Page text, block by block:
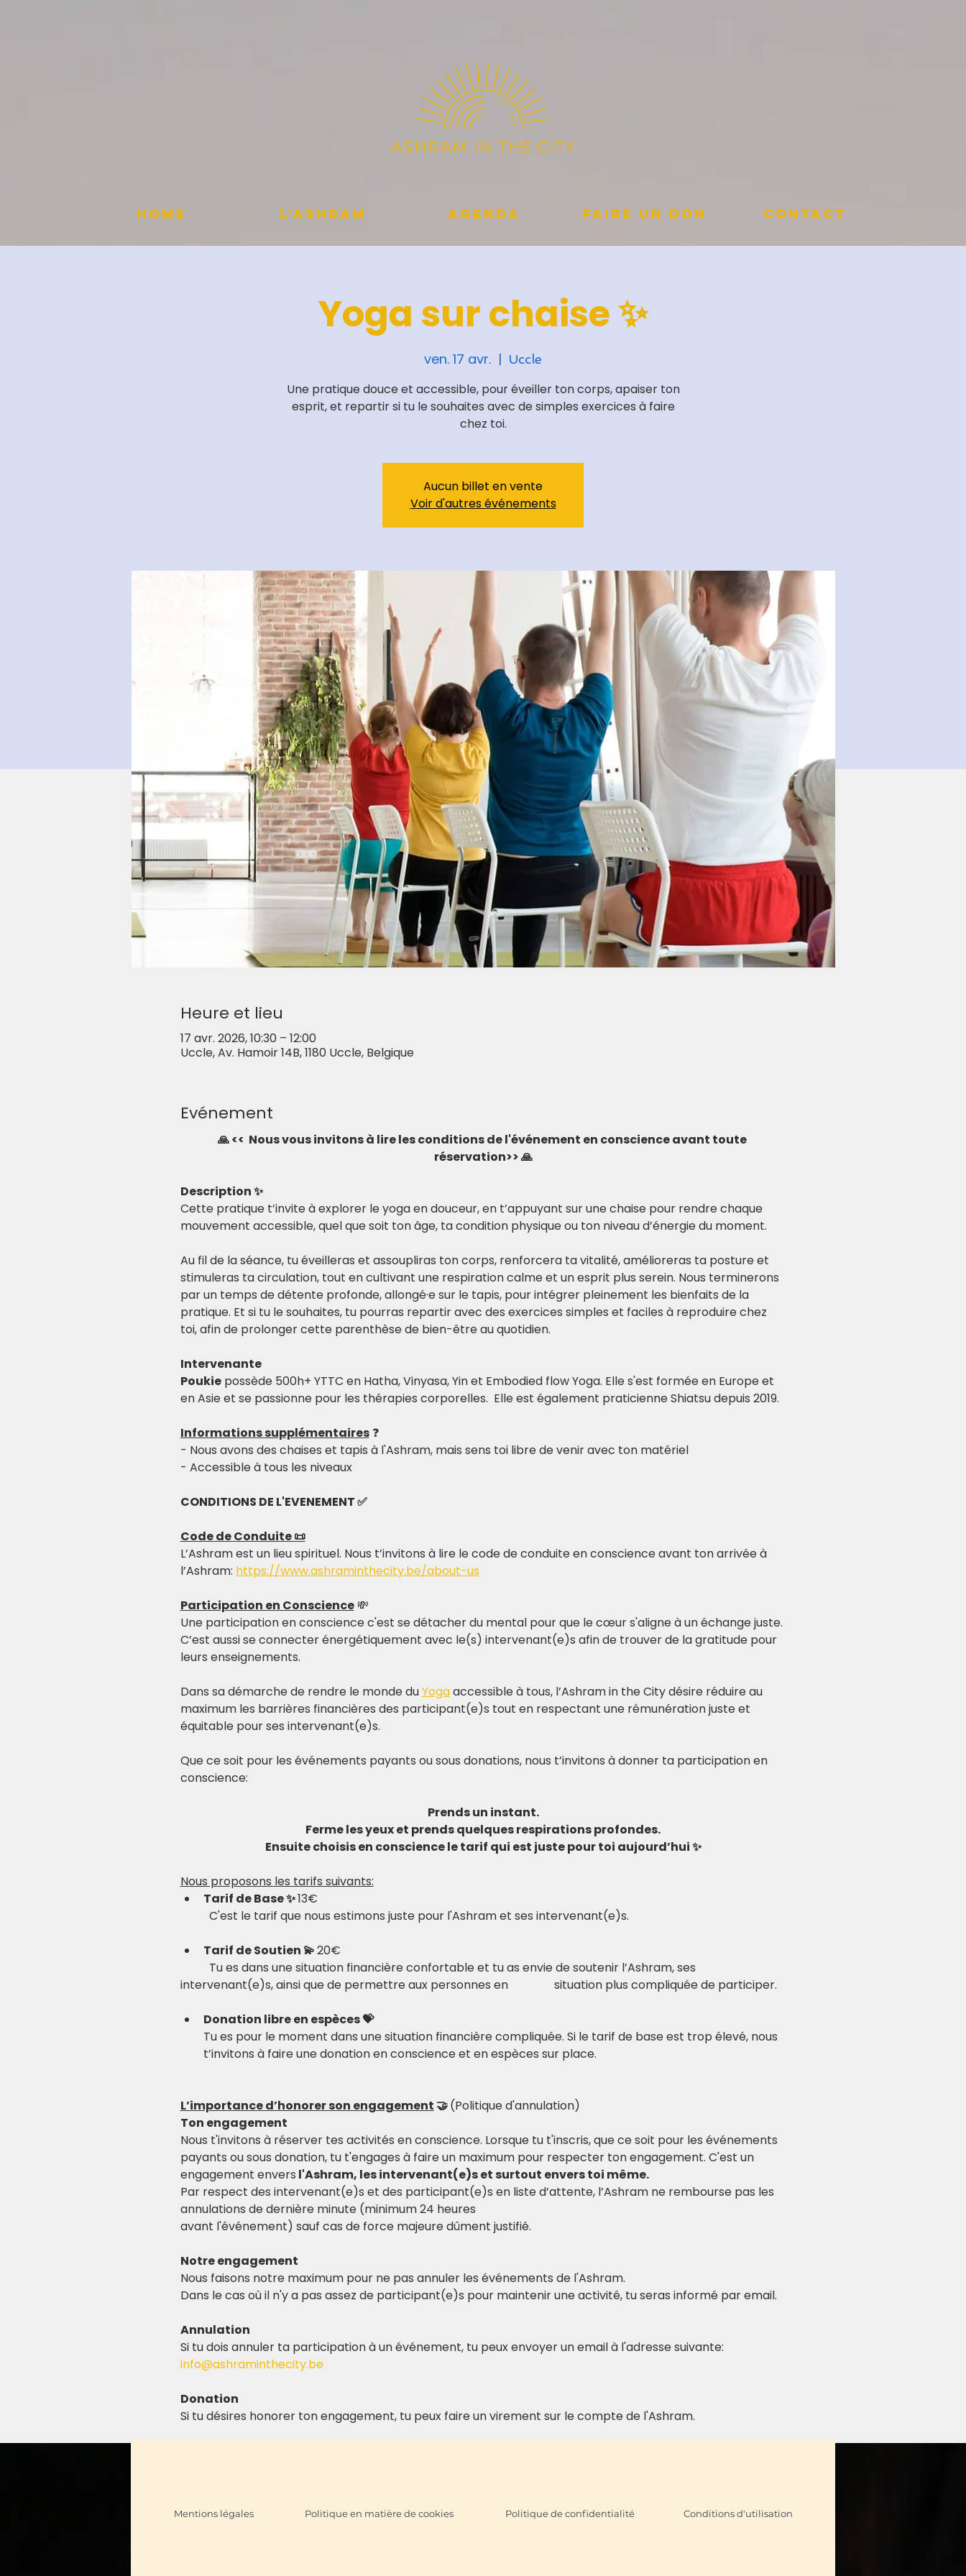
HOME L'Ashram Agenda Faire un don Contact
Yoga sur chaise ✨
ven. 17 avr.
  |
Uccle
Une pratique douce et accessible, pour éveiller ton corps, apaiser ton
esprit, et repartir si tu le souhaites avec de simples exercices à faire
chez toi.
Aucun billet en vente
Voir d'autres événements
Heure et lieu
17 avr. 2026, 10:30 – 12:00
Uccle, Av. Hamoir 14B, 1180 Uccle, Belgique
Evénement
🙏 <<  Nous vous invitons à lire les conditions de l'événement en conscience avant toute
réservation>> 🙏
Description ✨
Cette pratique t’invite à explorer le yoga en douceur, en t’appuyant sur une chaise pour rendre chaque
mouvement accessible, quel que soit ton âge, ta condition physique ou ton niveau d’énergie du moment.
Au fil de la séance, tu éveilleras et assoupliras ton corps, renforcera ta vitalité, amélioreras ta posture et
stimuleras ta circulation, tout en cultivant une respiration calme et un esprit plus serein. Nous terminerons
par un temps de détente profonde, allongé·e sur le tapis, pour intégrer pleinement les bienfaits de la
pratique. Et si tu le souhaites, tu pourras repartir avec des exercices simples et faciles à reproduire chez
toi, afin de prolonger cette parenthèse de bien-être au quotidien.
Intervenante
Poukie possède 500h+ YTTC en Hatha, Vinyasa, Yin et Embodied flow Yoga. Elle s'est formée en Europe et
en Asie et se passionne pour les thérapies corporelles.  Elle est également praticienne Shiatsu depuis 2019.
Informations supplémentaires ❓
- Nous avons des chaises et tapis à l'Ashram, mais sens toi libre de venir avec ton matériel
- Accessible à tous les niveaux
CONDITIONS DE L'EVENEMENT ✅
Code de Conduite 📜
L’Ashram est un lieu spirituel. Nous t’invitons à lire le code de conduite en conscience avant ton arrivée à
l’Ashram: https://www.ashraminthecity.be/about-us
Participation en Conscience 💸
Une participation en conscience c'est se détacher du mental pour que le cœur s'aligne à un échange juste.
C’est aussi se connecter énergétiquement avec le(s) intervenant(e)s afin de trouver de la gratitude pour
leurs enseignements.
Dans sa démarche de rendre le monde du Yoga accessible à tous, l’Ashram in the City désire réduire au
maximum les barrières financières des participant(e)s tout en respectant une rémunération juste et
équitable pour ses intervenant(e)s.
Que ce soit pour les événements payants ou sous donations, nous t’invitons à donner ta participation en
conscience:
Prends un instant.
Ferme les yeux et prends quelques respirations profondes.
Ensuite choisis en conscience le tarif qui est juste pour toi aujourd’hui ✨
Nous proposons les tarifs suivants:
Tarif de Base ✨ 13€
	C'est le tarif que nous estimons juste pour l'Ashram et ses intervenant(e)s.
Tarif de Soutien 💫 20€
intervenant(e)s, ainsi que de permettre aux personnes en 		situation plus compliquée de participer.​
Donation libre en espèces 💝
Tu es pour le moment dans une situation financière compliquée. Si le tarif de base est trop élevé, nous
t’invitons à faire une donation en conscience et en espèces sur place.
L’importance d’honorer son engagement 🤝 (Politique d'annulation)
Ton engagement
Nous t'invitons à réserver tes activités en conscience. Lorsque tu t'inscris, que ce soit pour les événements
payants ou sous donation, tu t'engages à faire un maximum pour respecter ton engagement. C'est un
engagement envers l'Ashram, les intervenant(e)s et surtout envers toi même.
Par respect des intervenant(e)s et des participant(e)s en liste d’attente, l’Ashram ne rembourse pas les
annulations de dernière minute (minimum 24 heures
avant l'événement) sauf cas de force majeure dûment justifié.
Notre engagement
Nous faisons notre maximum pour ne pas annuler les événements de l'Ashram.
Dans le cas où il n'y a pas assez de participant(e)s pour maintenir une activité, tu seras informé par email.
Annulation
Si tu dois annuler ta participation à un événement, tu peux envoyer un email à l'adresse suivante:
info@ashraminthecity.be
Donation
Si tu désires honorer ton engagement, tu peux faire un virement sur le compte de l'Ashram.
Mentions légales Politique en matière de cookies Politique de confidentialité Conditions d'utilisation